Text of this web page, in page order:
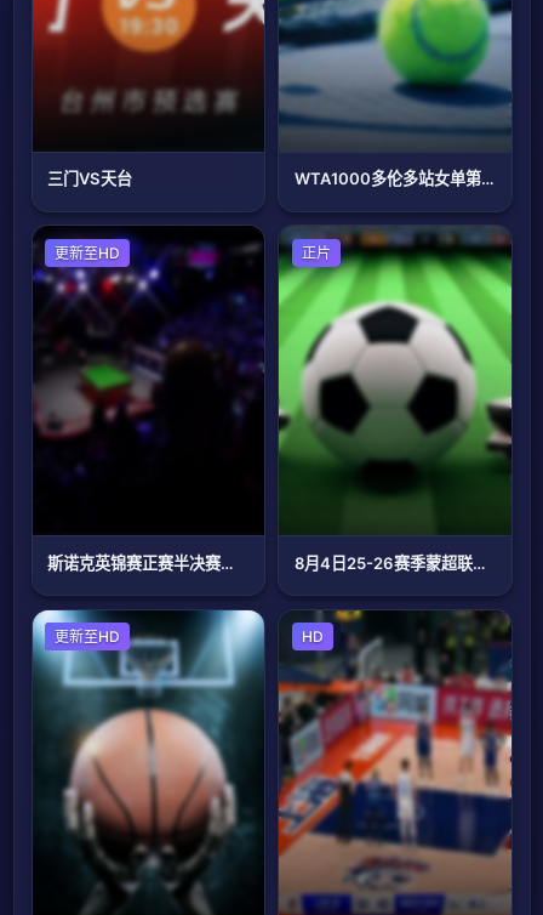
三门VS天台 WTA1000多伦多站女单第一轮：博尔特VS克罗斯
斯诺克
更新至HD
斯诺克英锦赛正赛半决赛马克·塞尔比6-3肖恩·墨菲(柏林)20251207
足球
正片
8月4日25-26赛季蒙超联赛四分之一决赛 第一回合 乌兰察布队VS包头队
篮球
更新至HD 篮球
HD